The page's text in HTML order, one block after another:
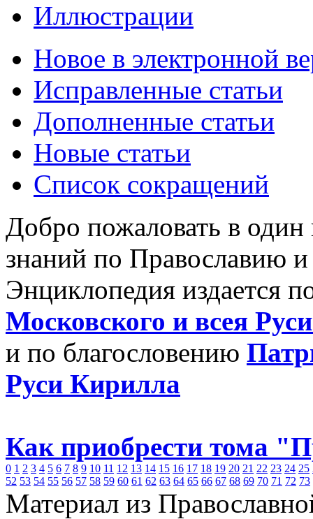
Иллюстрации
Новое в электронной
Исправленные статьи
Дополненные статьи
Новые статьи
Список сокращений
Добро пожаловать в
знаний по Православию
Энциклопедия издается
Московского и всея
и по благословению
Руси Кирилла
Как приобрести тома
0 1 2 3 4 5 6 7 8 9 10 11 12 13 14 15 16 17 18 19 20 21 22 23 24 25
52 53 54 55 56 57 58 59 60 61 62 63 64 65 66 67 68 69 70 71 72 73
Материал из